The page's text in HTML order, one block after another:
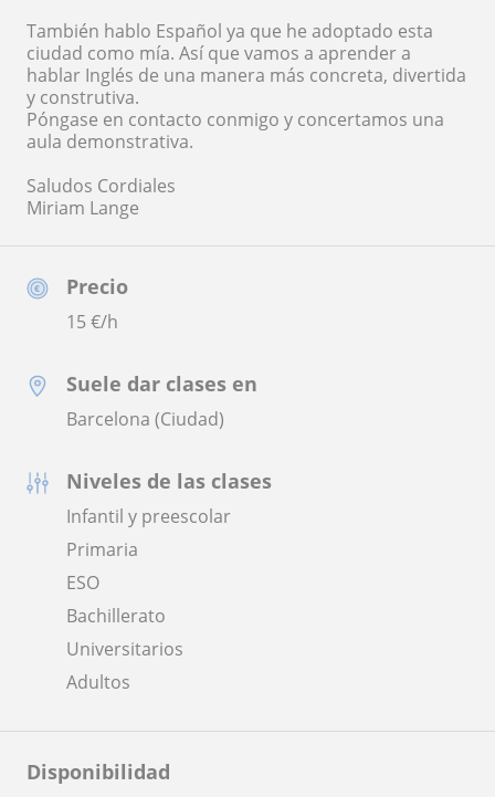
Precio
15€/h
Suele dar clases en
Barcelona (Ciudad)
Niveles de las clases
Infantil y preescolar
Primaria
ESO
Bachillerato
Universitarios
Adultos
Disponibilidad
También hablo Español ya que he adoptado esta
ciudad como mía. Así que vamos a aprender a
hablar Inglés de una manera más concreta, divertida
y construtiva.
Póngase en contacto conmigo y concertamos una
aula demonstrativa.
Saludos Cordiales
Miriam Lange